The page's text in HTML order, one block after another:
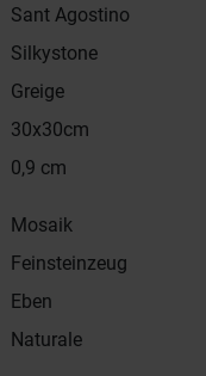
Sant Agostino
Silkystone
Greige
30x30cm
0,9 cm
Mosaik
Feinsteinzeug
Eben
Naturale